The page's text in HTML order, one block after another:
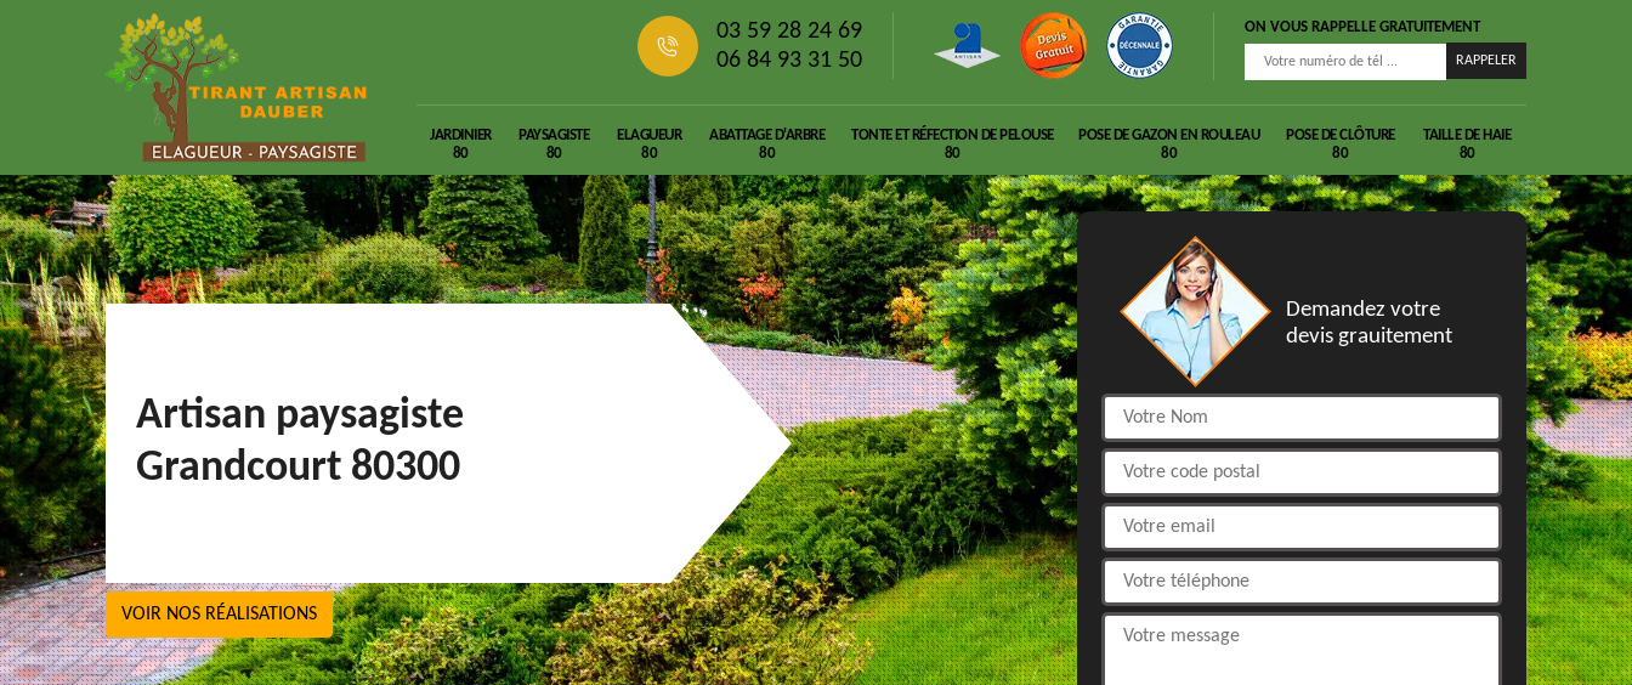
03 59 28 24 69
06 84 93 31 50
ON VOUS RAPPELLE GRATUITEMENT
JARDINIER
80
PAYSAGISTE
80
ELAGUEUR
80
ABATTAGE D'ARBRE
80
TONTE ET RÉFECTION DE PELOUSE
80
POSE DE GAZON EN ROULEAU
80
POSE DE CLÔTURE
80
TAILLE DE HAIE
80
Artisan paysagiste
Grandcourt 80300
VOIR NOS RÉALISATIONS
Demandez votre
devis grauitement